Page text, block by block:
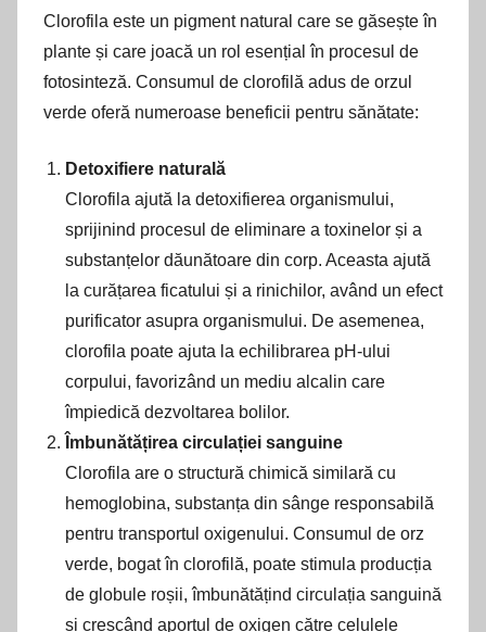
Clorofila este un pigment natural care se găsește în
plante și care joacă un rol esențial în procesul de
fotosinteză. Consumul de clorofilă adus de orzul
verde oferă numeroase beneficii pentru sănătate:
Detoxifiere naturală
Clorofila ajută la detoxifierea organismului,
sprijinind procesul de eliminare a toxinelor și a
substanțelor dăunătoare din corp. Aceasta ajută
la curățarea ficatului și a rinichilor, având un efect
purificator asupra organismului. De asemenea,
clorofila poate ajuta la echilibrarea pH-ului
corpului, favorizând un mediu alcalin care
împiedică dezvoltarea bolilor.
Îmbunătățirea circulației sanguine
Clorofila are o structură chimică similară cu
hemoglobina, substanța din sânge responsabilă
pentru transportul oxigenului. Consumul de orz
verde, bogat în clorofilă, poate stimula producția
de globule roșii, îmbunătățind circulația sanguină
și crescând aportul de oxigen către celulele